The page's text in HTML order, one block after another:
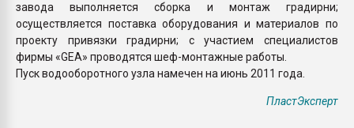
завода выполняется сборка и монтаж градирни;
осуществляется поставка оборудования и материалов по
проекту привязки градирни; с участием специалистов
фирмы «GEA» проводятся шеф-монтажные работы.
Пуск водооборотного узла намечен на июнь 2011 года.
ПластЭксперт